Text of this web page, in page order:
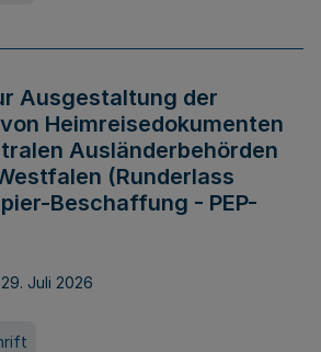
Ausgestaltung der
Heimreisedokumenten
Ausländerbehörden
(Runderlass
Beschaffung - PEP-
Juli 2026